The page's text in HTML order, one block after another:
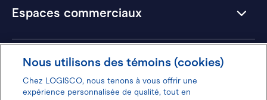
Espaces commerciaux
Hôtels
Nous utilisons des témoins (cookies)
Chez LOGISCO, nous tenons à vous offrir une
expérience personnalisée de qualité, tout en